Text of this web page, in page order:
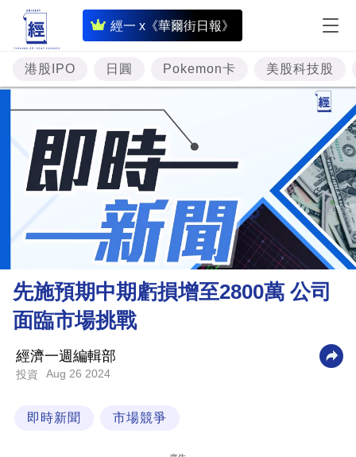
經一 x《華爾街日報》
即
時
財
經
專
題
投
資
樓
市
財
商
業
科
港股IPO 日圓 Pokemon卡 美股科技股
先施預期中期虧損增至2800萬 公司
面臨市場挑戰
經濟一週編輯部
投資 Aug 26 2024
即時新聞 市場競爭